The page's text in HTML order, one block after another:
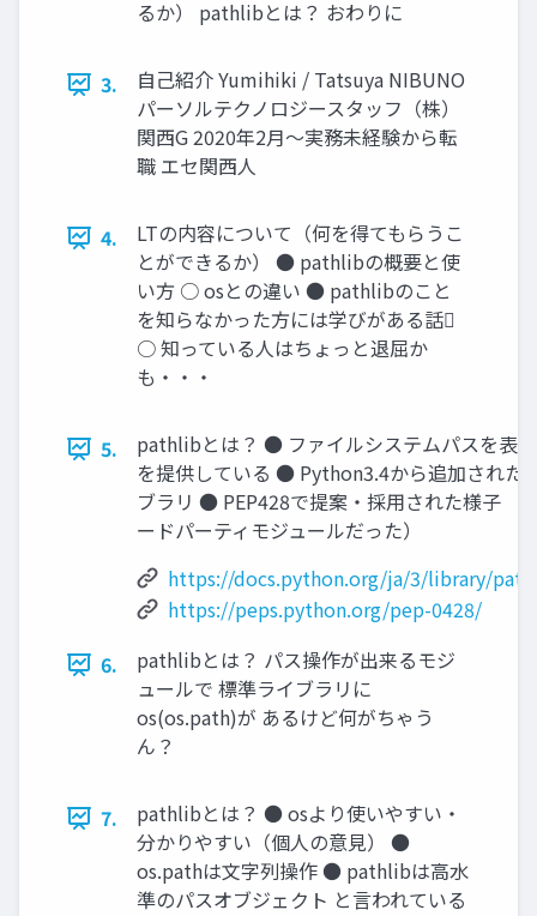
るか） pathlibとは？ おわりに
3.
自己紹介 Yumihiki / Tatsuya NIBUNO
パーソルテクノロジースタッフ（株）
関西G 2020年2月〜実務未経験から転
職 エセ関西人
4.
LTの内容について（何を得てもらうこ
とができるか） ● pathlibの概要と使
い方 ○ osとの違い ● pathlibのこと
を知らなかった方には学びがある話󰢛
○ 知っている人はちょっと退屈か
も・・・
5.
pathlibとは？ ● ファイルシステムパスを表
を提供している ● Python3.4から追加された
ブラリ ● PEP428で提案・採用された様子 （
ードパーティモジュールだった）
https://docs.python.org/ja/3/library/
https://peps.python.org/pep-0428/
6.
pathlibとは？ パス操作が出来るモジ
ュールで 標準ライブラリに
os(os.path)が あるけど何がちゃう
ん？
7.
pathlibとは？ ● osより使いやすい・
分かりやすい（個人の意見） ●
os.pathは文字列操作 ● pathlibは高水
準のパスオブジェクト と言われている